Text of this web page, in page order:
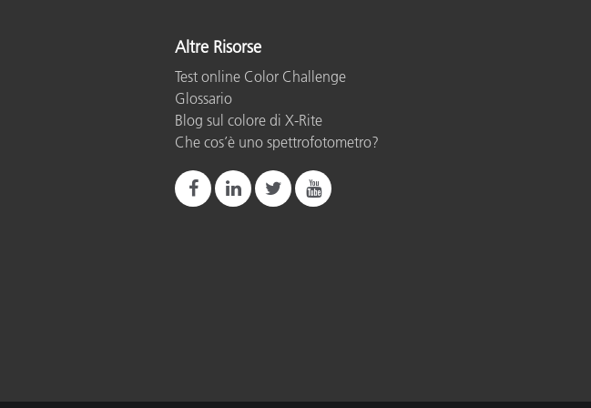
Altre Risorse
Test online Color Challenge
Glossario
Blog sul colore di X-Rite
Che cos’è uno spettrofotometro?